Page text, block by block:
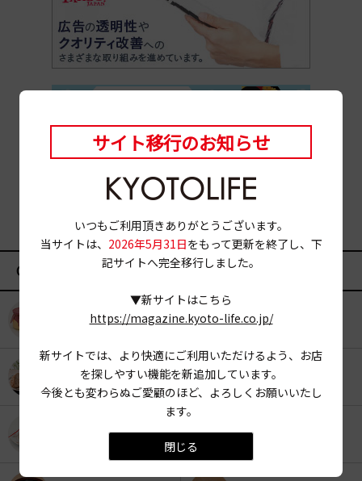
サイト移行のお知らせ
いつもご利用頂きありがとうございます。
当サイトは、 2026年5月31日をもって更新を終了し、下
記サイトへ完全移行しました。
▼新サイトはこちら
https://magazine.kyoto-life.co.jp/
新サイトでは、より快適にご利用いただけるよう、お店
を探しやすい機能を新追加しています。
今後とも変わらぬご愛顧のほど、よろしくお願いいたし
ます。
閉じる
CATEGORY
KYOTO OYATSU CLUB スナックフード
カフェ 京みやげ
パン